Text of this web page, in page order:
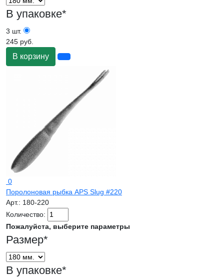
В упаковке*
3 шт.
245 руб.
В корзину
0
Поролоновая рыбка APS Slug #220
Арт.: 180-220
Количество:
Пожалуйста, выберите параметры
Размер*
В упаковке*